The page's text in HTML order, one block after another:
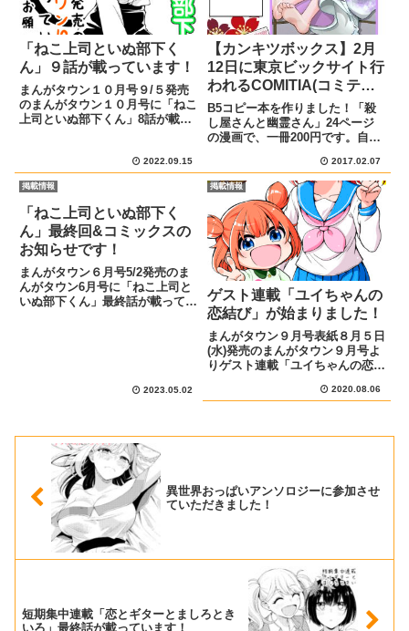
「ねこ上司といぬ部下く
ん」９話が載っています！
まんがタウン１０月号９/５発売
のまんがタウン１０月号に「ねこ
上司といぬ部下くん」8話が載っ
お酒を飲んで酔っ払ってしまっ
た。乾くんに迫る大胆な根古さん
もぜひ見てください！ よろしく
お...
2022.09.15
【カンキツボックス】2月
12日に東京ビックサイト行
われるCOMITIA(コミティ
ア)119に参加します。【同
人】
B5コピー本を作りました！「殺
し屋さんと幽霊さん」24ページ
の漫画で、一冊200円です。自分
人に復讐を考える幽霊さんのお話
で、少しシリアスありのラブコメ
になっております！ほんのりいち
ゃいちゃしている本になってい...
2017.02.07
掲載情報
「ねこ上司といぬ部下く
ん」最終回&コミックスの
お知らせです！
まんがタウン６月号5/2発売のま
んがタウン6月号に「ねこ上司と
いぬ部下くん」最終話が載ってい
2023.05.02
掲載情報
ゲスト連載「ユイちゃんの
恋結び」が始まりました！
まんがタウン９月号表紙８月５日
(水)発売のまんがタウン９月号よ
りゲスト連載「ユイちゃんの恋結
トとキャラ紹介自分の人相の悪さ
てくる女の子がいた。元気いっ...
2020.08.06
異世界おっぱいアンソロジーに参加させ
ていただきました！
短期集中連載「恋とギターとましろとき
いろ」最終話が載っています！